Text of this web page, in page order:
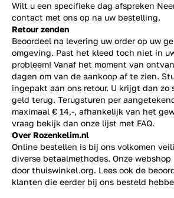
Wilt u een specifieke dag afspreken
contact met ons op na uw bestelling.
Retour zenden
Beoordeel na levering uw order op uw
omgeving. Past het kleed toch niet in
probleem! Vanaf het moment van
dagen om van de aankoop af te zien.
ingepakt aan ons retour. U krijgt dan zo
geld terug. Terugsturen per
maximaal € 14,-, afhankelijk van het
vraag bekijk dan onze lijst met FAQ.
Over Rozenkelim.nl
Online bestellen is bij ons volkomen
diverse betaalmethodes. Onze
door thuiswinkel.org. Lees ook de
klanten die eerder bij ons besteld